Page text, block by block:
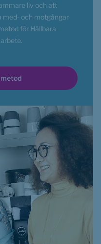
liv och att
med- och motgångar
för Hållbara